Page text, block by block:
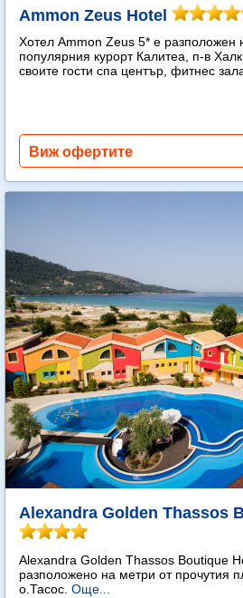
Ammon Zeus Hotel
Хотел Ammon Zeus 5* е разположен
популярния курорт Калитеа, п-в
своите гости спа център, фитнес
Виж офертите
Alexandra Golden Thassos
Alexandra Golden Thassos Boutique
разположено на метри от прочутия
о.Тасос. Още...